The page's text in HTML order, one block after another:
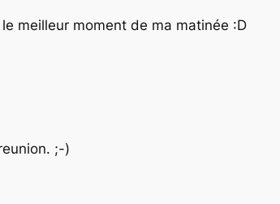
meilleur moment de ma matinée :D
;-)